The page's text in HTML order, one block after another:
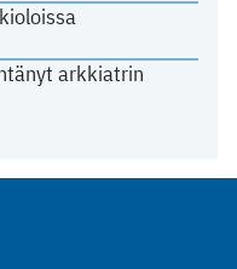
arkkiatrin